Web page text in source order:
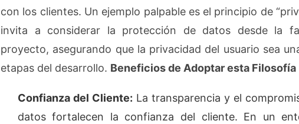
con los clientes. Un ejemplo palpable es el principio de
invita a considerar la protección de datos desde la
proyecto, asegurando que la privacidad del usuario sea
etapas del desarrollo. Beneficios de Adoptar esta Filosofía
Confianza del Cliente: La transparencia y el
datos fortalecen la confianza del cliente. En un